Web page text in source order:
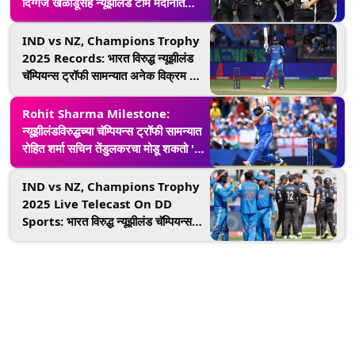
उतरेल; ब्लॅककॅप्सची संभाव्य प्लेइंग इलेव्हन
येथे पहा
IND vs NZ, Champions Trophy
2025 Records: भारत विरुद्ध न्यूझीलंड
चॅम्पियन्स ट्रॉफी सामन्यात अनेक विक्रम मोडू
शकतात; जाणून घ्या
Rohit Sharma Milestone:
न्यूझीलंडविरुद्धच्या चॅम्पियन्स ट्रॉफी सामन्यात
रोहित शर्मा सचिन तेंडुलकरचा मोडू शकतो 'हा'
विक्रम
IND vs NZ, Champions Trophy
2025 Live Telecast On DD
Sports: भारत विरुद्ध न्यूझीलंड चॅम्पियन्स